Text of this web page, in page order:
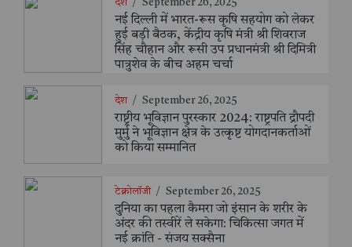
देश / September 26, 2025
नई दिल्ली में भारत-रूस कृषि सहयोग को लेकर
हुई बड़ी बैठक, केंद्रीय कृषि मंत्री श्री शिवराज
सिंह चौहान और रूसी उप प्रधानमंत्री श्री दिमित्री
पात्रुशेव के बीच अहम चर्चा
देश / September 26, 2025
राष्ट्रीय भूविज्ञान पुरस्कार 2024: राष्ट्रपति द्रौपदी
मुर्मु ने भूविज्ञान क्षेत्र के उत्कृष्ट योगदानकर्ताओं
को किया सम्मानित
टेक्नोलॉजी / September 26, 2025
दुनिया का पहला कैमरा जो इंसान के शरीर के
अंदर की तस्वीरें ले सकेगा: चिकित्सा जगत में
नई क्रांति - संजय सक्सैना